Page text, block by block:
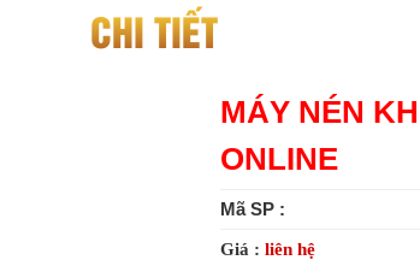
CHI TIẾT
MÁY NÉN
ONLINE
Mã SP :
Giá : liên hệ